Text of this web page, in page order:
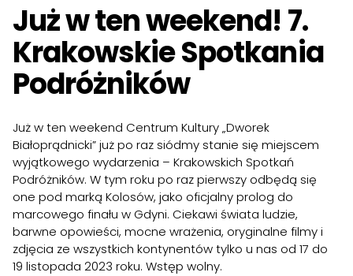
Już w ten weekend! 7.
Krakowskie Spotkania
Podróżników
Już w ten weekend Centrum Kultury „Dworek
Białoprądnicki” już po raz siódmy stanie się miejscem
wyjątkowego wydarzenia – Krakowskich Spotkań
Podróżników. W tym roku po raz pierwszy odbędą się
one pod marką Kolosów, jako oficjalny prolog do
marcowego finału w Gdyni. Ciekawi świata ludzie,
barwne opowieści, mocne wrażenia, oryginalne filmy i
zdjęcia ze wszystkich kontynentów tylko u nas od 17 do
19 listopada 2023 roku. Wstęp wolny.